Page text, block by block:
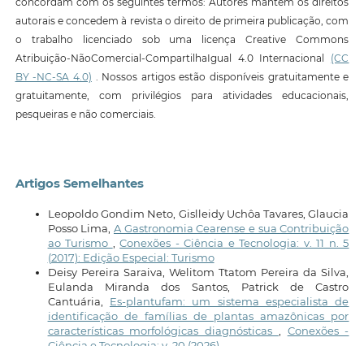
autorais e concedem à revista o direito de primeira publicação, com
o trabalho licenciado sob uma licença Creative Commons
Atribuição-NãoComercial-CompartilhaIgual 4.0 Internacional (CC
BY -NC-SA 4.0) . Nossos artigos estão disponíveis gratuitamente e
gratuitamente, com privilégios para atividades educacionais,
pesqueiras e não comerciais.
Artigos Semelhantes
Leopoldo Gondim Neto, Gislleidy Uchôa Tavares, Glaucia
Posso Lima, A Gastronomia Cearense e sua Contribuição
ao Turismo
,Conexões - Ciência e Tecnologia: v. 11 n. 5
(2017): Edição Especial: Turismo
Deisy Pereira Saraiva, Welitom Ttatom Pereira da Silva,
Eulanda Miranda dos Santos, Patrick de Castro
Cantuária, Es-plantufam: um sistema especialista de
identificação de famílias de plantas amazônicas por
características morfológicas diagnósticas
Conexões -